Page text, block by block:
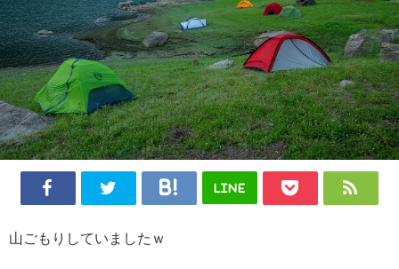
LINE
山ごもりしていましたｗ